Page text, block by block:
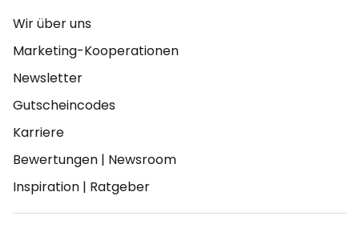
Wir über uns
Marketing-Kooperationen
Newsletter
Gutscheincodes
Karriere
Bewertungen | Newsroom
Inspiration | Ratgeber